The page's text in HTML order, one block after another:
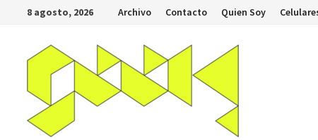
Saltar
contenido
8 agosto, 2026 Archivo Contacto Quien Soy